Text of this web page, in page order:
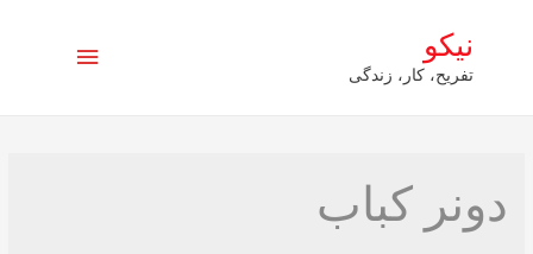
نیکو
تفریح، کار، زندگی
فهرست
دونر کباب